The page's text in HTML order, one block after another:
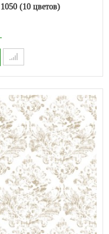
(10 цветов)